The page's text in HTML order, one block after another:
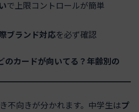
で上限コントロールが簡単
ブランド対応を必ず確認
のカードが向いてる？年齢別の
不向きが分かれます。中学生はプ